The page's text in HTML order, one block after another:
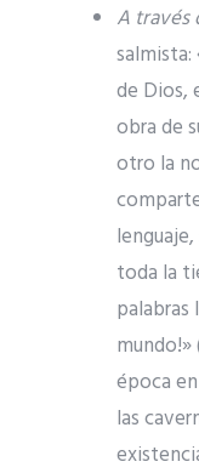
A través
de Dios,
obra de
otro la
toda la
palabras
mundo!»
época
las